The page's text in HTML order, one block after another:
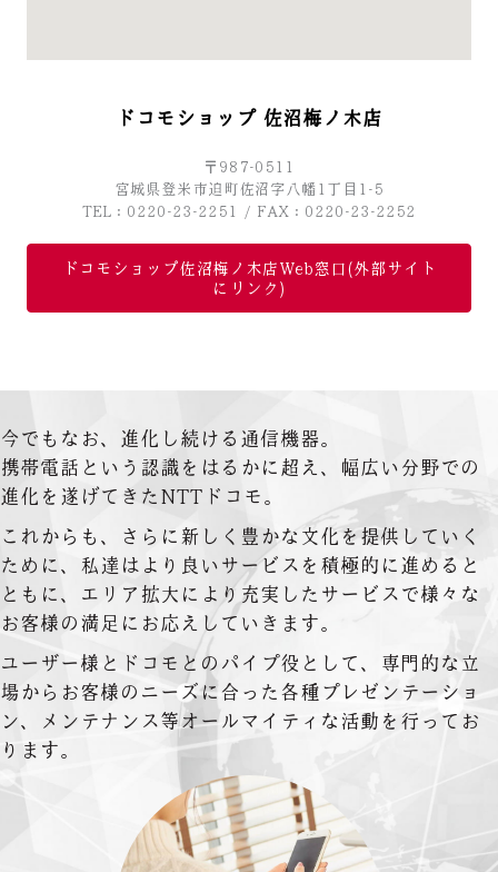
ドコモショップ 佐沼梅ノ木店
〒987-0511
宮城県登米市迫町佐沼字八幡1丁目1-5
TEL：0220-23-2251 / FAX：0220-23-2252
ドコモショップ佐沼梅ノ木店Web窓口(外部サイト
にリンク)
今でもなお、進化し続ける通信機器。
携帯電話という認識をはるかに超え、幅広い分野での
進化を遂げてきたNTTドコモ。
これからも、さらに新しく豊かな文化を提供していく
ために、私達はより良いサービスを積極的に進めると
ともに、エリア拡大により充実したサービスで様々な
お客様の満足にお応えしていきます。
ユーザー様とドコモとのパイプ役として、専門的な立
場からお客様のニーズに合った各種プレゼンテーショ
ン、メンテナンス等オールマイティな活動を行ってお
ります。